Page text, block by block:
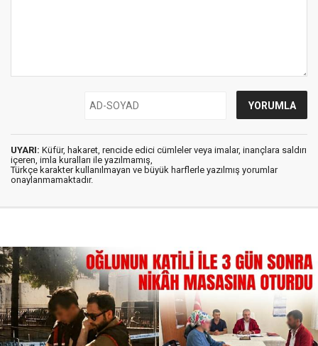
UYARI: Küfür, hakaret, rencide edici cümleler veya imalar, inançlara saldırı
içeren, imla kuralları ile yazılmamış,
Türkçe karakter kullanılmayan ve büyük harflerle yazılmış yorumlar
onaylanmamaktadır.